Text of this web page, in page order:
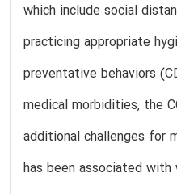
which include social
practicing appropriate
preventative behaviors
medical morbidities, the
additional challenges for
has been associated